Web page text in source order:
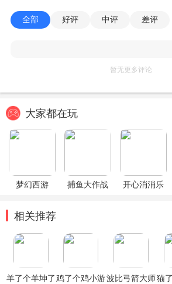
全部 好评 中评 差评
暂无更多评论
大家都在玩
梦幻西游 捕鱼大作战 开心消消乐
相关推荐
羊了个羊坤了 鸡了个鸡小游波比弓箭大师猫